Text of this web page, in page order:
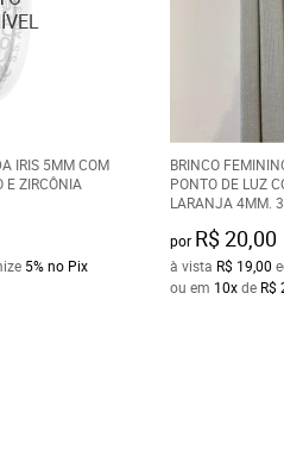
IRIS 5MM COM
E ZIRCÔNIA
5%no Pix
BRINCO
PONTO DE LUZ
LARANJA 4MM.
por R$ 20,00
à vista R$ 19,00
ou em 10xde R$